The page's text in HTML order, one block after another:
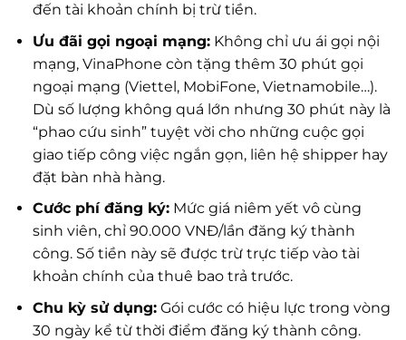
đến tài khoản chính bị trừ tiền.
Ưu đãi gọi ngoại mạng:Không chỉ ưu ái gọi nội
mạng, VinaPhone còn tặng thêm 30 phút gọi
ngoại mạng (Viettel, MobiFone, Vietnamobile…).
Dù số lượng không quá lớn nhưng 30 phút này là
“phao cứu sinh” tuyệt vời cho những cuộc gọi
giao tiếp công việc ngắn gọn, liên hệ shipper hay
đặt bàn nhà hàng.
Cước phí đăng ký:Mức giá niêm yết vô cùng
sinh viên, chỉ 90.000 VNĐ/lần đăng ký thành
công. Số tiền này sẽ được trừ trực tiếp vào tài
khoản chính của thuê bao trả trước.
Chu kỳ sử dụng:Gói cước có hiệu lực trong vòng
30 ngày kể từ thời điểm đăng ký thành công.